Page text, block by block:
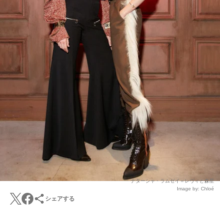
ナターシャ・ラムゼイ＝レヴィと森星
Image by: Chloé
シェアする